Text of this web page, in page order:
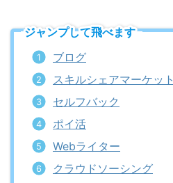
ジャンプして飛べます
ブログ
スキルシェアマーケット
セルフバック
ポイ活
Webライター
クラウドソーシング